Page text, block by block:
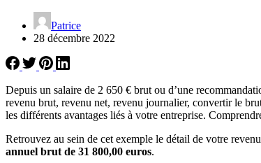
Patrice
28 décembre 2022
Depuis un salaire de 2 650 € brut ou d’une
revenu brut, revenu net, revenu journalier, convertir le
les différents avantages liés à votre entreprise.
Retrouvez au sein de cet exemple le détail de votre
annuel brut de 31 800,00 euros.